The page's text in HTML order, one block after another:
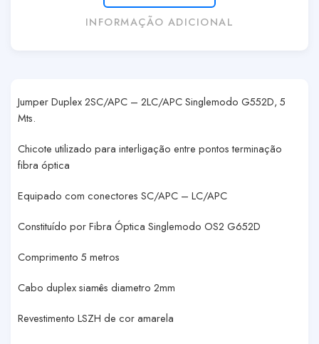
INFORMAÇÃO ADICIONAL
Jumper Duplex 2SC/APC – 2LC/APC Singlemodo G552D, 5
Mts.
Chicote utilizado para interligação entre pontos terminação
fibra óptica
Equipado com conectores SC/APC – LC/APC
Constituído por Fibra Óptica Singlemodo OS2 G652D
Comprimento 5 metros
Cabo duplex siamês diametro 2mm
Revestimento LSZH de cor amarela